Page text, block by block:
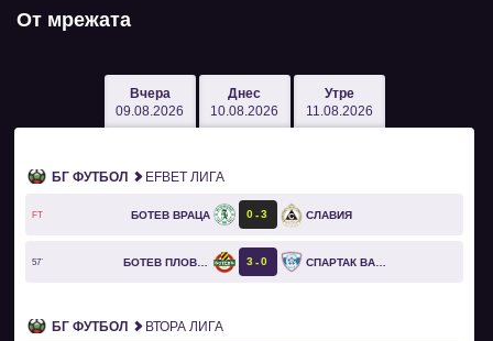
От мрежата
Вчера
09.08.2026
Днес
10.08.2026
Утре
11.08.2026
БГ ФУТБОЛ EFBET ЛИГА
FT БОТЕВ ВРАЦА 0 3 СЛАВИЯ
57` БОТЕВ ПЛОВДИВ 3 0 СПАРТАК ВАРНА
БГ ФУТБОЛ ВТОРА ЛИГА